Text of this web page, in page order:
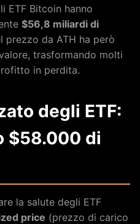
ETF Bitcoin hanno
$56,8 miliardi di
prezzo da ATH ha però
trasformando molti
in perdita.
degli ETF:
$58.000 di
la salute degli ETF
price (prezzo di carico